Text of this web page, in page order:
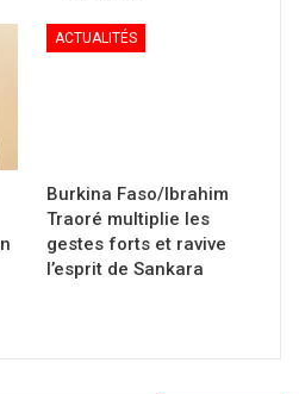
ACTUALITÉS
Burkina Faso/Ibrahim
Traoré multiplie les
gestes forts et ravive
l’esprit de Sankara